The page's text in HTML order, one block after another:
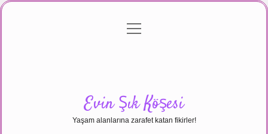
Gizlilik Politikası
menüyü
Evin Şık Köşesi
Yaşam alanlarına zarafet katan fikirler!